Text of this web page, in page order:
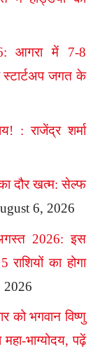
आगरा में 7-8
जगत के
: राजेंद्र शर्मा
दौर खत्म: सेल्फ
6, 2026
2026: इस
का होगा
2026
को भगवान विष्णु
भाग्योदय, पढ़ें